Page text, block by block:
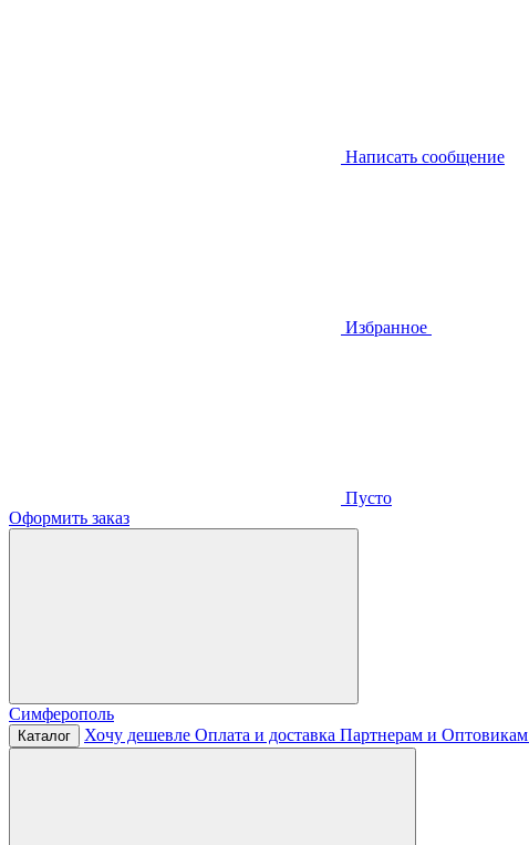
Написать сообщение
Избранное
Пусто
Оформить заказ
Симферополь
Каталог Хочу дешевле Оплата и доставка Партнерам и Оптовикам